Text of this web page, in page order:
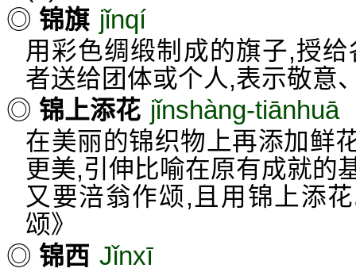
◎ 锦旗 jǐnqí
用彩色绸缎制成的旗子,授
者送给团体或个人,表示敬意
◎ 锦上添花 jǐnshàng-tiānhuā
在美丽的锦织物上再添加鲜
更美,引伸比喻在原有成就的
又要涪翁作颂,且用锦上添
颂》
◎ 锦西 Jǐnxī